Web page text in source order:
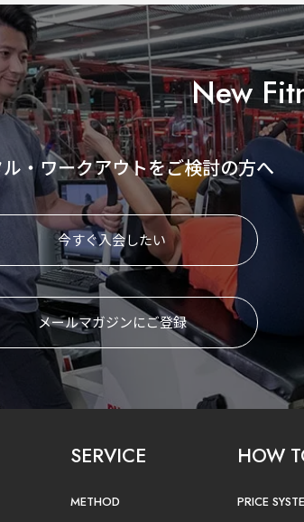
New
ル・ワークアウトをご検討の方へ
今すぐ入会したい
メールマガジンにご登録
SERVICE
METHOD
HOW
PRICE